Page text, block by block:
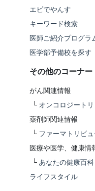
エビでやんす
キーワード検索
医師ご紹介プログラ
医学部予備校を探す
その他のコーナー
がん関連情報
└ オンコロジート
薬剤師関連情報
└ ファーマトリビ
医療や医学、健康情
└ あなたの健康百科
ライフスタイル